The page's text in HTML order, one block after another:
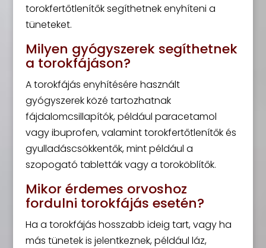
torokfertőtlenítők segíthetnek enyhíteni a
tüneteket.
Milyen gyógyszerek segíthetnek
a torokfájáson?
A torokfájás enyhítésére használt
gyógyszerek közé tartozhatnak
fájdalomcsillapítók, például paracetamol
vagy ibuprofen, valamint torokfertőtlenítők és
gyulladáscsökkentők, mint például a
szopogató tabletták vagy a toroköblítők.
Mikor érdemes orvoshoz
fordulni torokfájás esetén?
Ha a torokfájás hosszabb ideig tart, vagy ha
más tünetek is jelentkeznek, például láz,